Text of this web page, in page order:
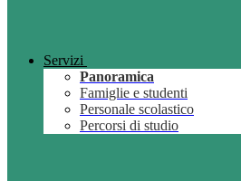
Servizi
Panoramica
Famiglie e studenti
Personale scolastico
Percorsi di studio